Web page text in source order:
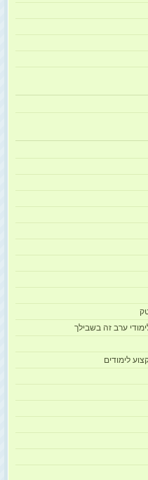
ערב זה בשבילך
לימודים